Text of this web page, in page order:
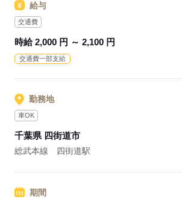
・収入やモチベーションを安定させることが
◎年間休日120日
す。
◎託児所あり
給与
交通費
時給 2,000 円 ～ 2,100 円
交通費一部支給
勤務地
車OK
千葉県 四街道市
総武本線 四街道駅
期間